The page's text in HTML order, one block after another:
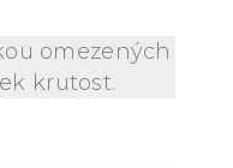
omezených
krutost.